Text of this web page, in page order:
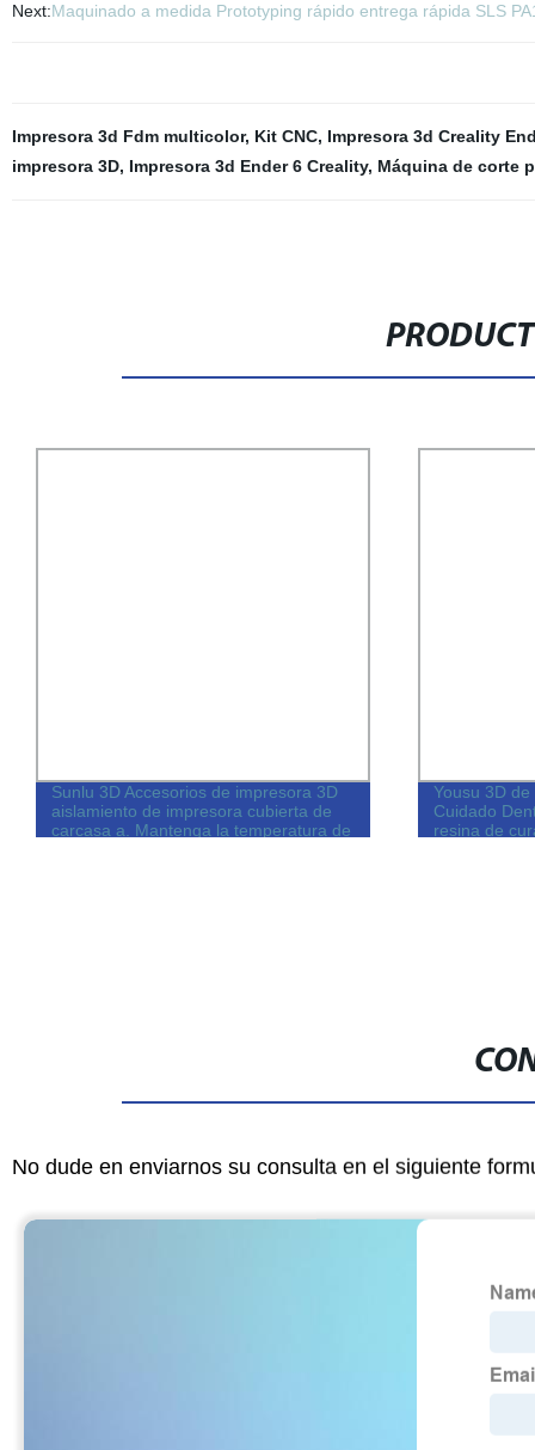
Next:Maquinado a medida Prototyping rápido entrega rápida SLS
Impresora 3d Fdm multicolor, Kit CNC, Impresora 3d Creality
impresora 3D, Impresora 3d Ender 6 Creality, Máquina de corte
Sunlu 3D Accesorios de impresora 3D
aislamiento de impresora cubierta de
carcasa a. Mantenga la temperatura de
Yousu 3D
Cuidado
resina de
No dude en enviarnos su consulta en el siguiente